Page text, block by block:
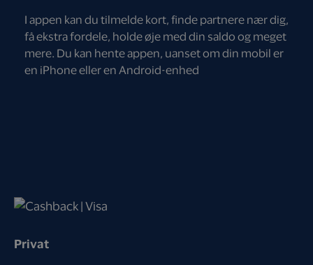
I appen kan du tilmelde kort, finde partnere nær dig,
få ekstra fordele, holde øje med din saldo og meget
mere. Du kan hente appen, uanset om din mobil er
en iPhone eller en Android-enhed
Privat